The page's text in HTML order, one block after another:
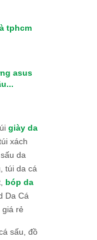
tphcm
asus
giày da
xách
da
túi da cá
bóp da
Da Cá
giá rẻ
sấu, đồ